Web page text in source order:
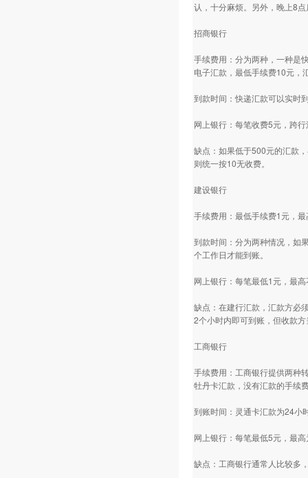
认，十分麻烦。另外，晚上8
招商银行
手续费用：分为两种，一种是
电子汇款，最低手续费10元，
到款时间：快递汇款可以实时
网上银行：每笔收费5元，跨
缺点：如果低于500元的汇款
则统一按10无收费。
建设银行
手续费用：最低手续费1元，
到款时间：分为两种情况，如
个工作日才能到账。
网上银行：每笔最低1元，最
缺点：在建行汇款，汇款方必
2个小时内即可到账，但收款
工商银行
手续费用：工商银行提供两种
牡丹卡汇款，没有汇款的手续
到账时间：灵通卡汇款为24小
网上银行：每笔最低5元，最
缺点：工商银行通常人比较多